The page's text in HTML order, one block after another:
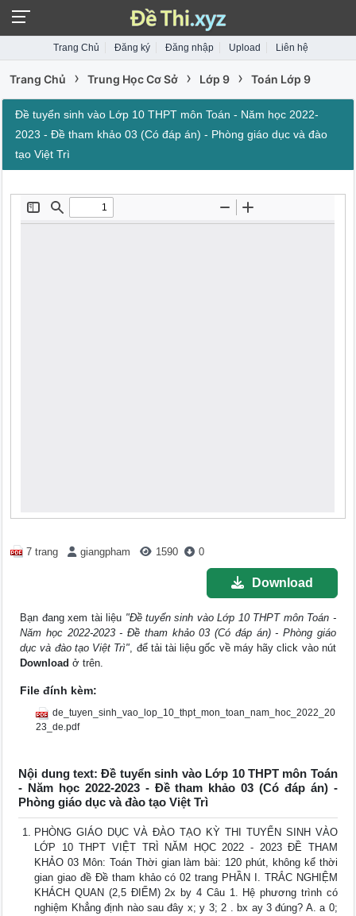
Trang Chủ Đăng ký Đăng nhập Upload Liên hệ
Trang Chủ › Trung Học Cơ Sở › Lớp 9 › Toán Lớp 9
Đề tuyển sinh vào Lớp 10 THPT môn Toán - Năm học 2022-
2023 - Đề tham khảo 03 (Có đáp án) - Phòng giáo dục và đào
tạo Việt Trì
7 trang giangpham 1590 0
Download
Bạn đang xem tài liệu "Đề tuyển sinh vào Lớp 10 THPT môn Toán -
Năm học 2022-2023 - Đề tham khảo 03 (Có đáp án) - Phòng giáo
dục và đào tạo Việt Trì", để tải tài liệu gốc về máy hãy click vào nút
Download ở trên.
File đính kèm:
de_tuyen_sinh_vao_lop_10_thpt_mon_toan_nam_hoc_2022_20
23_de.pdf
Nội dung text: Đề tuyển sinh vào Lớp 10 THPT môn Toán
- Năm học 2022-2023 - Đề tham khảo 03 (Có đáp án) -
Phòng giáo dục và đào tạo Việt Trì
PHÒNG GIÁO DỤC VÀ ĐÀO TẠO KỲ THI TUYỂN SINH VÀO
LỚP 10 THPT VIỆT TRÌ NĂM HỌC 2022 - 2023 ĐỀ THAM
KHẢO 03 Môn: Toán Thời gian làm bài: 120 phút, không kể thời
gian giao đề Đề tham khảo có 02 trang PHẦN I. TRẮC NGHIỆM
KHÁCH QUAN (2,5 ĐIỂM) 2x by 4 Câu 1. Hệ phương trình có
nghiệm Khẳng định nào sau đây x; y 3; 2 . bx ay 3 đúng? A. a 0;